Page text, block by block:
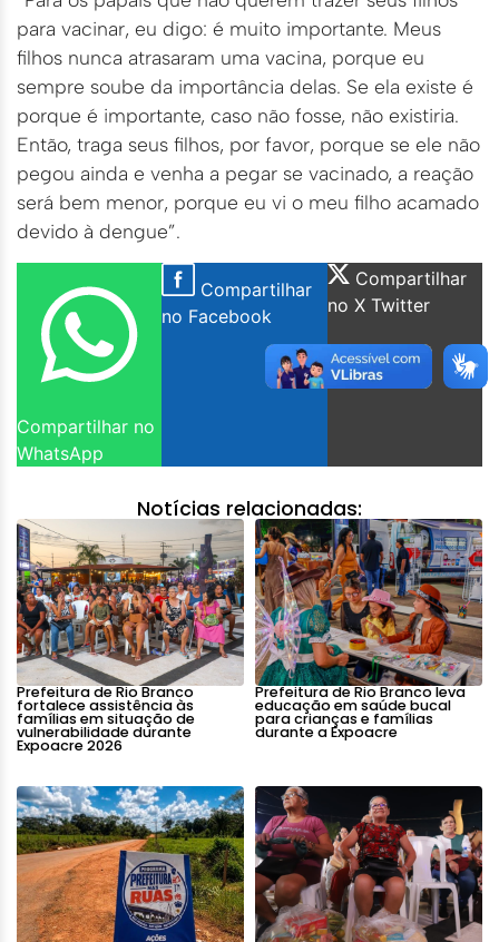
para vacinar, eu digo: é muito importante. Meus
filhos nunca atrasaram uma vacina, porque eu
sempre soube da importância delas. Se ela existe é
porque é importante, caso não fosse, não existiria.
Então, traga seus filhos, por favor, porque se ele não
pegou ainda e venha a pegar se vacinado, a reação
será bem menor, porque eu vi o meu filho acamado
devido à dengue”.
Compartilhar no
WhatsApp
Compartilhar
no Facebook
Compartilhar
no X Twitter
Notícias relacionadas:
Prefeitura de Rio Branco
fortalece assistência às
famílias em situação de
vulnerabilidade durante
Expoacre 2026
Prefeitura de Rio Branco leva
educação em saúde bucal
para crianças e famílias
durante a Expoacre